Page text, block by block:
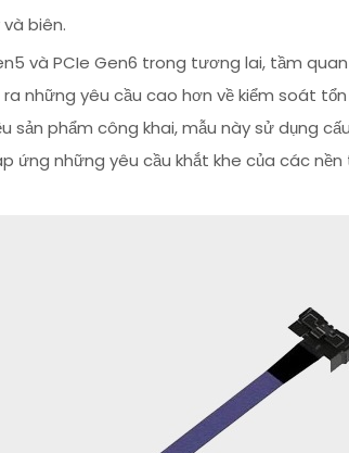
biên.
và PCIe Gen6 trong tương lai, tầm
những yêu cầu cao hơn về kiểm soát
sản phẩm công khai, mẫu này sử dụng
ứng những yêu cầu khắt khe của các nền